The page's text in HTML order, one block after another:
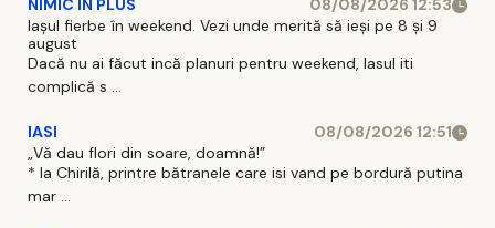
NIMIC IN PLUS
08/08/2026 12:53
Iașul fierbe în weekend. Vezi unde merită să ieși pe 8 și 9
august
Dacă nu ai făcut incă planuri pentru weekend, Iasul iti
complică s ...
IASI
08/08/2026 12:51
„Vă dau flori din soare, doamnă!”
* la Chirilă, printre bătranele care isi vand pe bordură putina
mar ...